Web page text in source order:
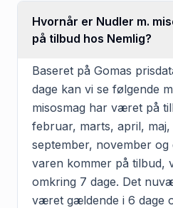
Hvornår er Nudler m.
på tilbud hos Nemlig?
Baseret på Gomas
dage kan vi se følgende
misosmag har været på
februar, marts, april, maj,
september, november og
varen kommer på tilbud,
omkring 7 dage. Det
været gældende i 6 dage